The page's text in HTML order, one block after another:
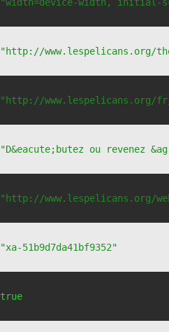
"http://www.lespelicans.org/
"http://
"D&eacute;butez ou revenez
"http://www.lespelicans.org/
"xa-51b9d7da41bf9352"
true